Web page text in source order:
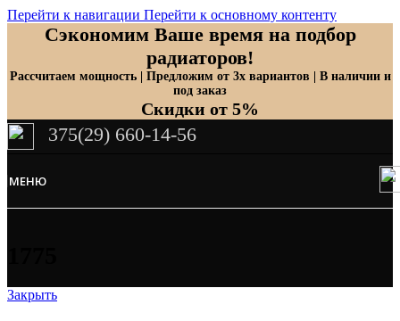
Перейти к навигации Перейти к основному контенту
Сэкономим Ваше время на подбор
радиаторов!
Рассчитаем мощность | Предложим от 3х вариантов | В наличии и
под заказ
Скидки от 5%
375(29) 660-14-56
МЕНЮ
Закрыть